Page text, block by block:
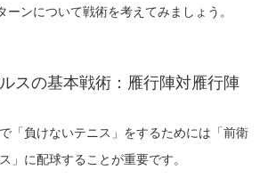
ーンについて戦術を考えてみましょう。
スの基本戦術：雁行陣対雁行陣
「負けないテニス」をするためには「前衛
」に配球することが重要です。